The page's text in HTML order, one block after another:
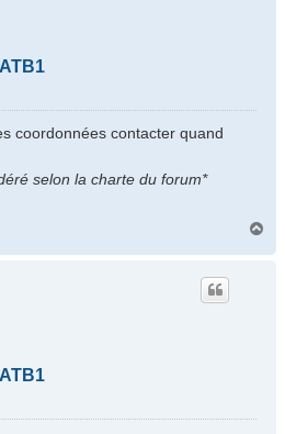
coordonnées contacter quand
selon la charte du forum*